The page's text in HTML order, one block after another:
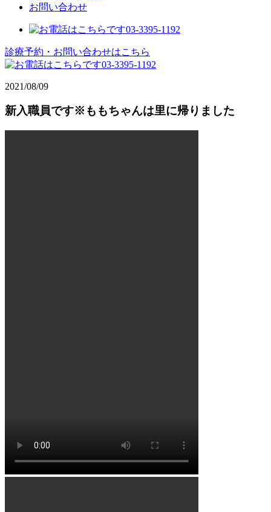
お問い合わせ
診療予約・お問い合わせはこちら
2021/08/09
新入職員です※ももちゃんは里に帰りました